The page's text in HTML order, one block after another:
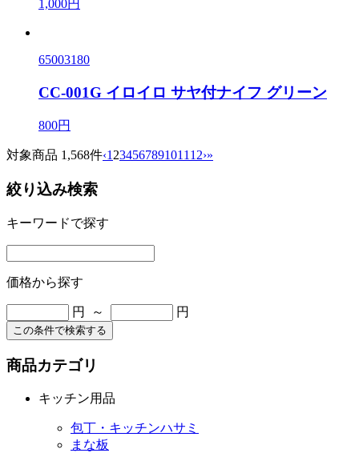
1,000円
65003180
CC-001G イロイロ サヤ付ナイフ グリーン
800円
対象商品 1,568件‹123456789101112›»
絞り込み検索
キーワードで探す
価格から探す
円 ～ 円
この条件で検索する
商品カテゴリ
キッチン用品
包丁・キッチンハサミ
まな板